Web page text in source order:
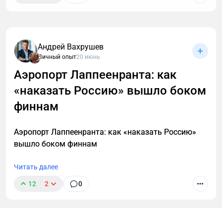
Андрей Вахрушев
Личный опыт20 июнь
Аэропорт Лаппеенранта: как
«наказать Россию» вышло боком
финнам
Аэропорт Лаппеенранта: как «наказать Россию»
вышло боком финнам
Читать далее
12 2 0